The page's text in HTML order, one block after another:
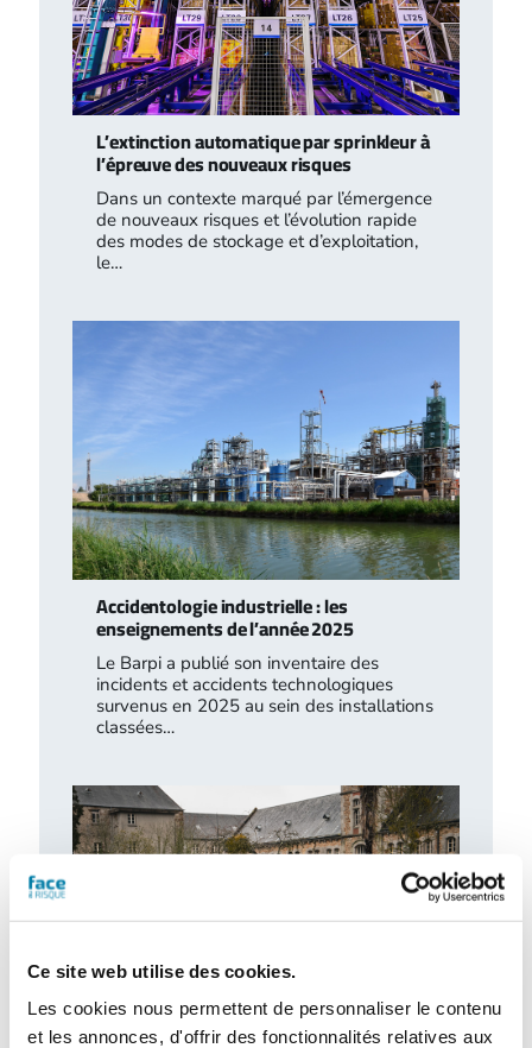
Ce site web utilise des cookies.
Les cookies nous permettent de personnaliser le contenu
et les annonces, d'offrir des fonctionnalités relatives aux
L’extinction automatique par sprinkleur à
l’épreuve des nouveaux risques
Dans un contexte marqué par l’émergence
de nouveaux risques et l’évolution rapide
des modes de stockage et d’exploitation,
le…
Accidentologie industrielle : les
enseignements de l’année 2025
Le Barpi a publié son inventaire des
incidents et accidents technologiques
survenus en 2025 au sein des installations
classées…